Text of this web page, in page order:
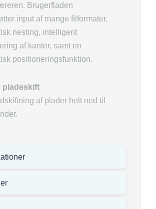
Brugerfladen
input af mange filformater,
nesting, intelligent
af kanter, samt en
positioneringsfunktion.
pladeskift
af plader helt ned til